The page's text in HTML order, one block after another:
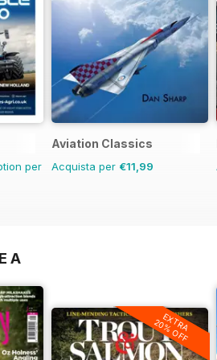
per
Aviation Classics
Acquista per €11,99
A
EXTRA
20% OFF